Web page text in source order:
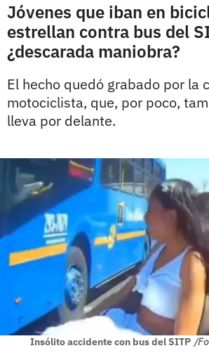
Jóvenes que iban en
estrellan contra bus del
¿descarada maniobra?
El hecho quedó grabado por la
motociclista, que, por poco,
lleva por delante.
Insólito accidente con bus del SITP /